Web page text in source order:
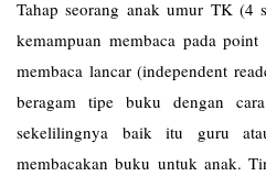
Tahap seorang anak umur TK (4
kemampuan membaca pada
membaca lancar (independent
beragam tipe buku dengan
sekelilingnya baik itu guru
membacakan buku untuk anak.